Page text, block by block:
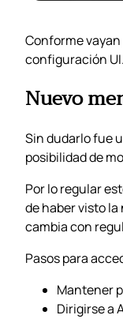
Conforme
configuración UI.
Nuevo
Sin dudarlo fue
posibilidad de
Por lo regular
de haber visto
cambia con
Pasos para
Mantener
Dirigirse a